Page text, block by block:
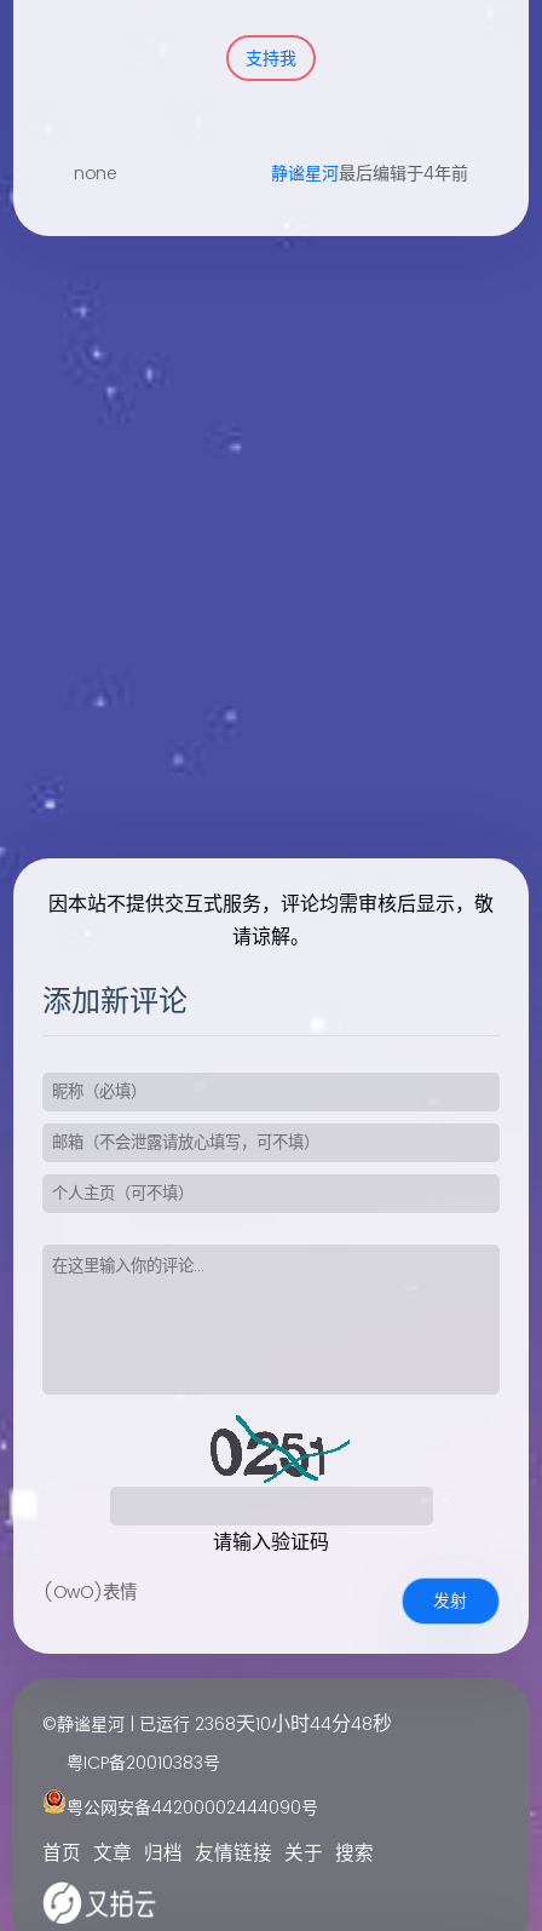
支持我
none 静谧星河最后编辑于4年前
因本站不提供交互式服务，评论均需审核后显示，敬
请谅解。
添加新评论
请输入验证码
(OwO)表情 发射
©静谧星河 | 已运行 2368天10小时44分48秒
粤ICP备20010383号
粤公网安备44200002444090号
首页 文章 归档 友情链接 关于 搜索